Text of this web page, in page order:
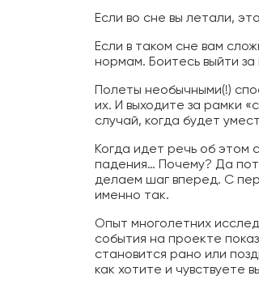
Если во сне вы летали,
Если в таком сне вам
нормам. Боитесь выйти
Полеты необычными(!)
их. И выходите за рамки
случай, когда будет
Когда идет речь об этом
падения… Почему? Да
делаем шаг вперед. С
именно так.
Опыт многолетних
события на проекте
становится рано или
как хотите и чувствуете